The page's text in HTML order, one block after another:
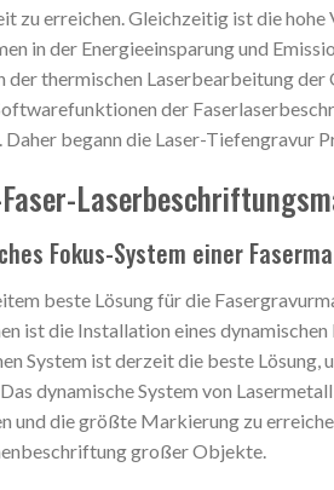
zu erreichen. Gleichzeitig ist die
in der Energieeinsparung und
der thermischen Laserbearbeitung
der
Daher begann die Laser-Tiefengravur
Fokus-System einer
beste Lösung für die
ist die Installation eines
System ist derzeit die beste
dynamische System von
und die größte Markierung zu
großer Objekte.